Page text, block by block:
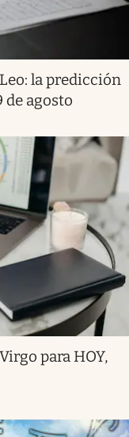
la predicción
de agosto
para HOY,